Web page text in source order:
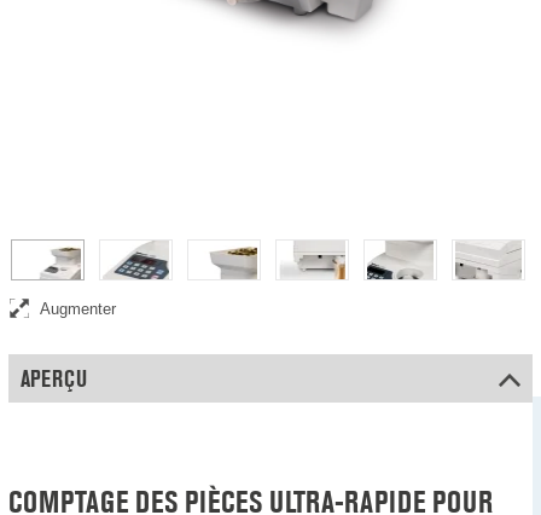
Compteuse de pièces très rapide, traite jusqu'à 2 300 pièces par
minute
Augmenter
APERÇU
COMPTAGE DES PIÈCES ULTRA-RAPIDE POUR